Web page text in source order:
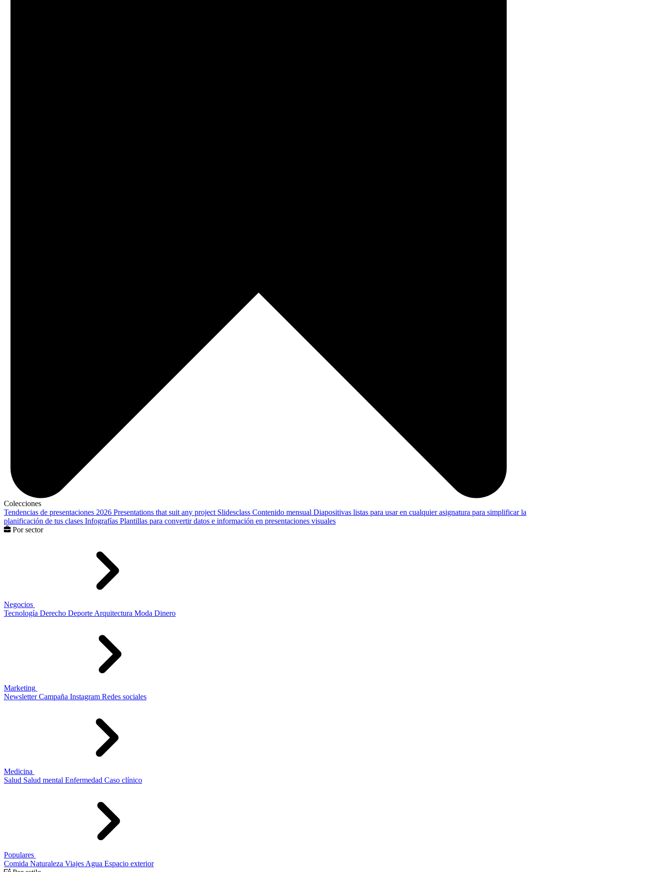
Colecciones
Tendencias de presentaciones 2026 Presentations that suit any project Slidesclass Contenido mensual Diapositivas listas para usar en cualquier asignatura para simplificar la
planificación de tus clases Infografías Plantillas para convertir datos e información en presentaciones visuales
Por sector
Negocios
Tecnología Derecho Deporte Arquitectura Moda Dinero
Marketing
Newsletter Campaña Instagram Redes sociales
Medicina
Salud Salud mental Enfermedad Caso clínico
Populares
Comida Naturaleza Viajes Agua Espacio exterior